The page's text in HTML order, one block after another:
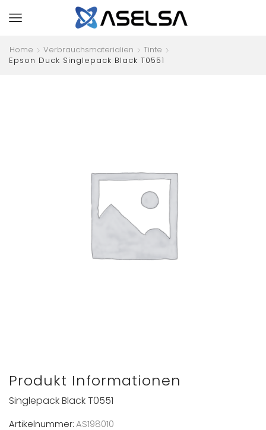
Home Verbrauchsmaterialien
Tinte
Epson Duck Singlepack Black T0551
Produkt Informationen
Singlepack Black T0551
Artikelnummer:AS198010